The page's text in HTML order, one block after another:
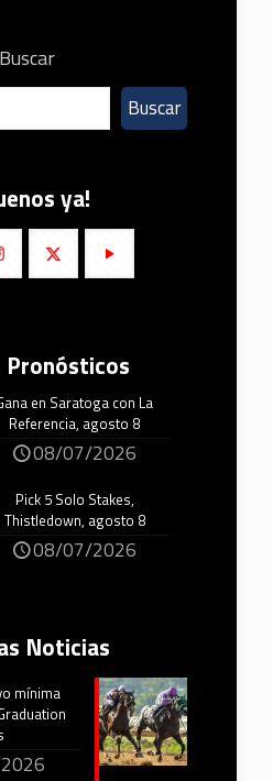
Buscar
Buscar
ya!
en Saratoga con La
Referencia, agosto 8
08/07/2026
Pick 5 Solo Stakes,
Thistledown, agosto 8
08/07/2026
Noticias
mínima